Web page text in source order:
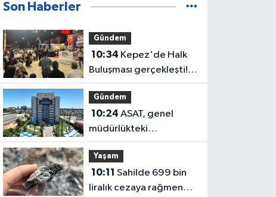
Son Haberler
Gündem
10:34
Buluşması gerçekleşti!
Kocagöz ve CHP
yönetimi vatandaşı
dinledi
Gündem
10:24
müdürlükteki
kafeteryayı 3 yıllığına
kiraya verecek
Yaşam
10:11
liralık cezaya rağmen